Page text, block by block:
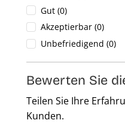
Gut (0)
Akzeptierbar (0)
Unbefriedigend (0)
Bewerten Sie
Teilen Sie Ihre
Kunden.